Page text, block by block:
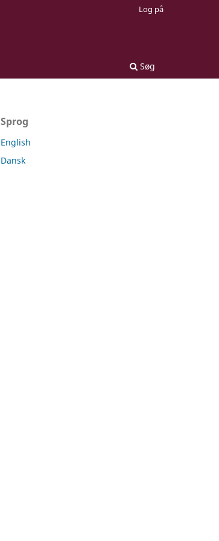
Søg
Log på
Sprog
English
Dansk